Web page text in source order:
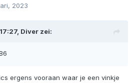
2023
Diver zei:
ergens vooraan waar je een vinkje